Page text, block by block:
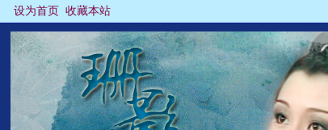
设为首页 收藏本站